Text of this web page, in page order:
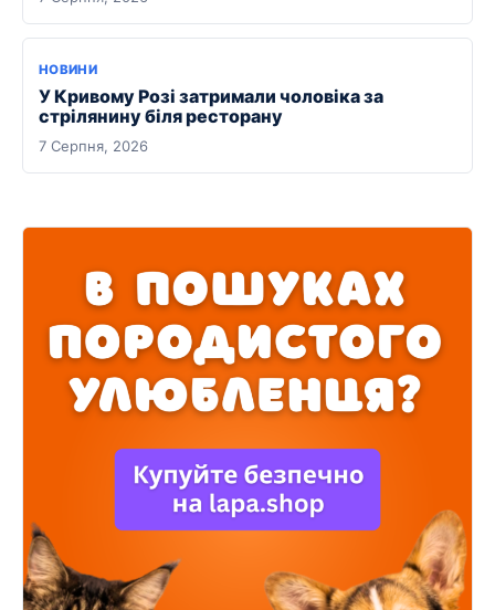
НОВИНИ
У Кривому Розі затримали чоловіка за
стрілянину біля ресторану
7 Серпня, 2026